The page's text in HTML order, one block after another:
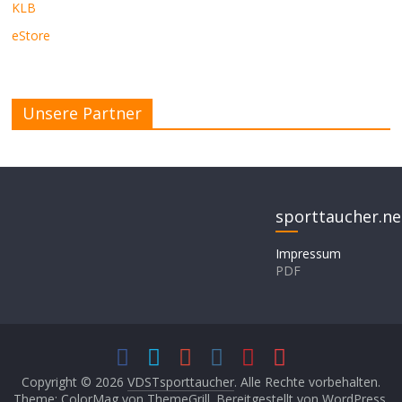
KLB
eStore
Unsere Partner
Impressum
PDF
Copyright © 2026 VDSTsporttaucher. Alle Rechte vorbehalten.